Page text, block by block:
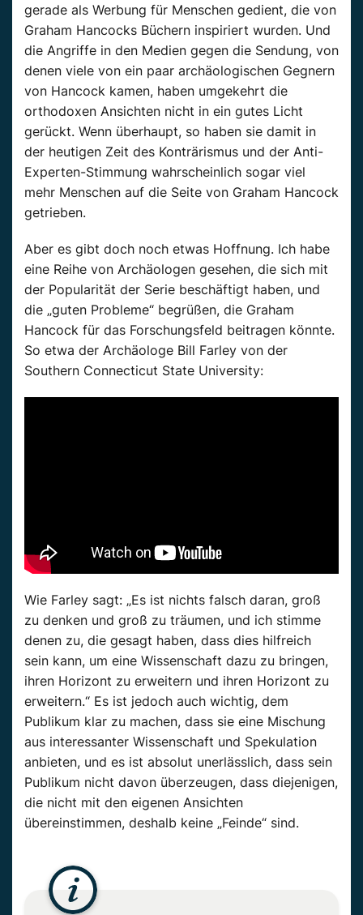
gerade als Werbung für Menschen gedient, die von
Graham Hancocks Büchern inspiriert wurden. Und
die Angriffe in den Medien gegen die Sendung, von
denen viele von ein paar archäologischen Gegnern
von Hancock kamen, haben umgekehrt die
orthodoxen Ansichten nicht in ein gutes Licht
gerückt. Wenn überhaupt, so haben sie damit in
der heutigen Zeit des Konträrismus und der Anti-
Experten-Stimmung wahrscheinlich sogar viel
mehr Menschen auf die Seite von Graham Hancock
getrieben.
Aber es gibt doch noch etwas Hoffnung. Ich habe
eine Reihe von Archäologen gesehen, die sich mit
der Popularität der Serie beschäftigt haben, und
die „guten Probleme“ begrüßen, die Graham
Hancock für das Forschungsfeld beitragen könnte.
So etwa der Archäologe Bill Farley von der
Southern Connecticut State University:
Wie Farley sagt: „Es ist nichts falsch daran, groß
zu denken und groß zu träumen, und ich stimme
denen zu, die gesagt haben, dass dies hilfreich
sein kann, um eine Wissenschaft dazu zu bringen,
ihren Horizont zu erweitern und ihren Horizont zu
erweitern.“ Es ist jedoch auch wichtig, dem
Publikum klar zu machen, dass sie eine Mischung
aus interessanter Wissenschaft und Spekulation
anbieten, und es ist absolut unerlässlich, dass sein
Publikum nicht davon überzeugen, dass diejenigen,
die nicht mit den eigenen Ansichten
übereinstimmen, deshalb keine „Feinde“ sind.